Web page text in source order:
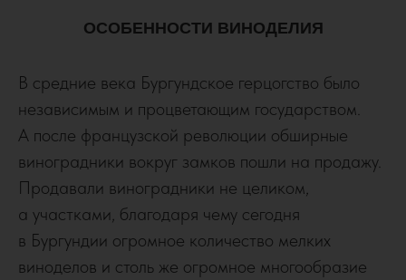
ОСОБЕННОСТИ ВИНОДЕЛИЯ
В средние века Бургундское герцогство было
независимым и процветающим государством.
А после французской революции обширные
виноградники вокруг замков пошли на продажу.
Продавали виноградники не целиком,
а участками, благодаря чему сегодня
в Бургундии огромное количество мелких
виноделов и столь же огромное многообразие